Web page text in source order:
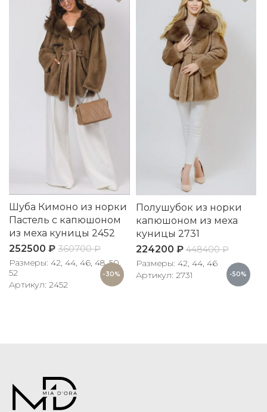
-30%
Шуба Кимоно из норки
Пастель с капюшоном
из меха куницы 2452
252500 ₽ 360700₽
Размеры: 42, 44, 46, 48, 50,
52
Артикул: 2452
-50%
Полушубок из норки
капюшоном из меха
куницы 2731
224200 ₽ 448400₽
Размеры: 42, 44, 46
Артикул: 2731